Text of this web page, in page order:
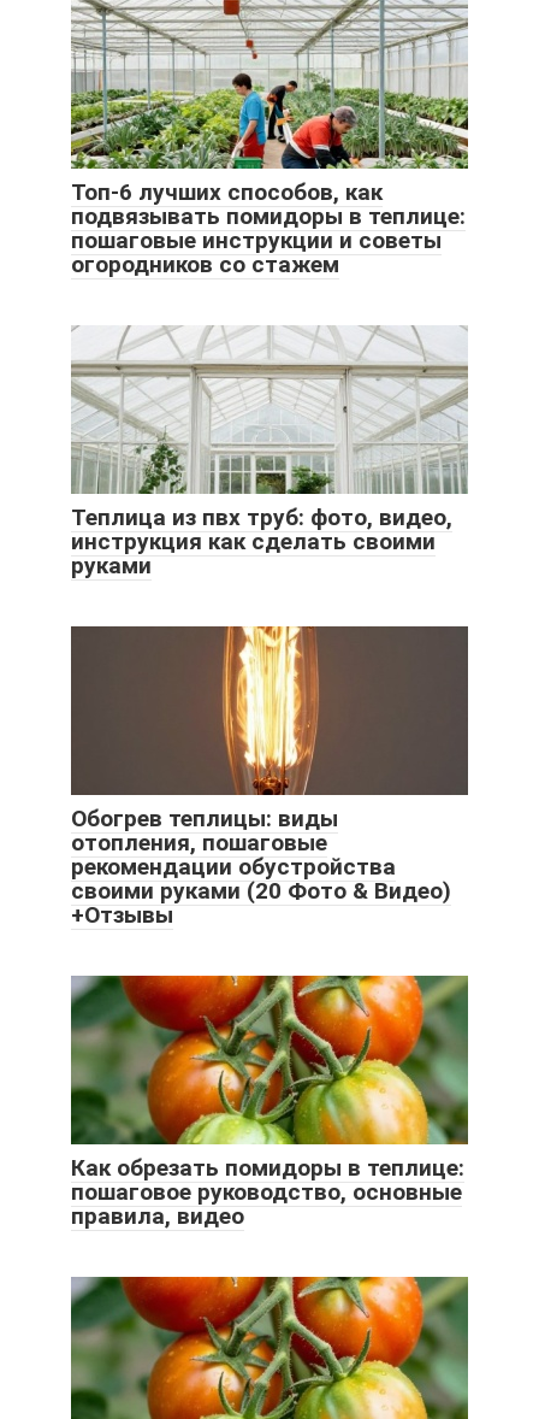
Топ-6 лучших способов, как
подвязывать помидоры в теплице:
пошаговые инструкции и советы
огородников со стажем
Теплица из пвх труб: фото, видео,
инструкция как сделать своими
руками
Обогрев теплицы: виды
отопления, пошаговые
рекомендации обустройства
своими руками (20 Фото & Видео)
+Отзывы
Как обрезать помидоры в теплице:
пошаговое руководство, основные
правила, видео